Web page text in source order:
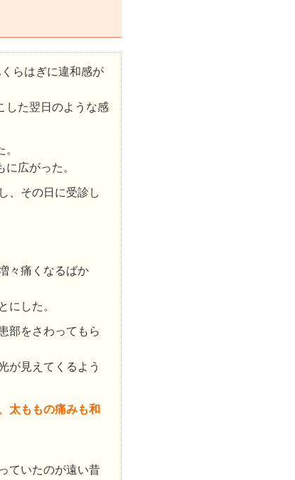
らはぎに違和感が
した翌日のような感
広がった。
、その日に受診し
々痛くなるばか
にした。
部をさわってもら
が見えてくるよう
太ももの痛みも和
ていたのが遠い昔